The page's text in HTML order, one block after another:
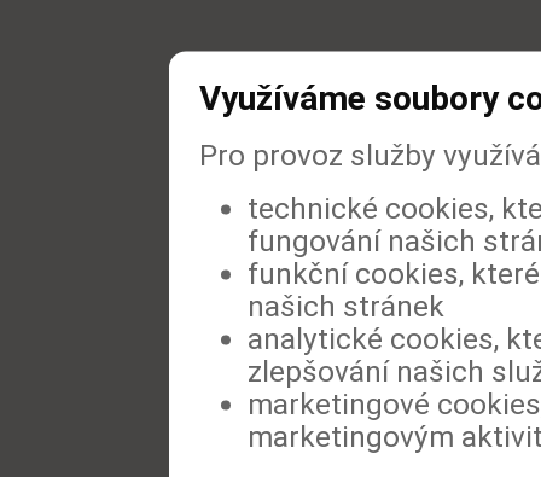
Využíváme soubory
Pro provoz služby
technické cookies,
fungování našich
funkční cookies,
našich stránek
analytické cookies,
zlepšování našich
marketingové
marketingovým